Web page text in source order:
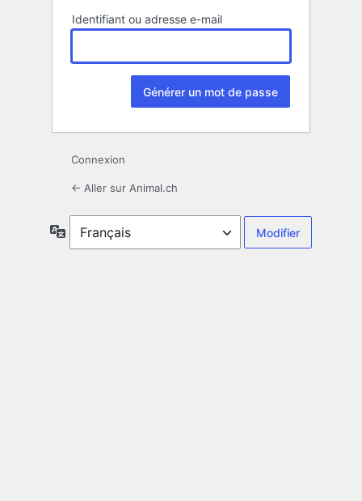
Identifiant ou adresse e-mail
Connexion
← Aller sur Animal.ch
Langue